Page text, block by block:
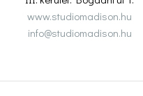
www.studiomadison.hu
info@studiomadison.hu